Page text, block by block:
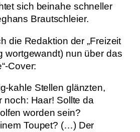
sich beinahe schneller
Brautschleier.
die Redaktion der „Freizeit
wortgewandt) nun über das
Cover:
kahle Stellen glänzten,
noch: Haar! Sollte da
worden sein?
Toupet? (…) Der